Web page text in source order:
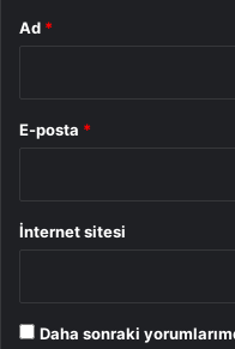
Ad *
E-posta *
İnternet sitesi
Daha sonraki